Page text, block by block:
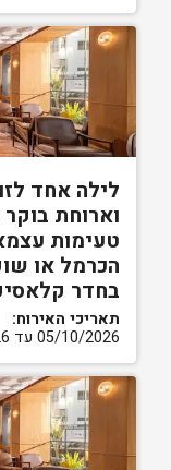
לילה אחד
וארוחת
טעימות
הכרמל או
בחדר
תאריכי האירוח:
05/10/2026 עד 29/10/2026